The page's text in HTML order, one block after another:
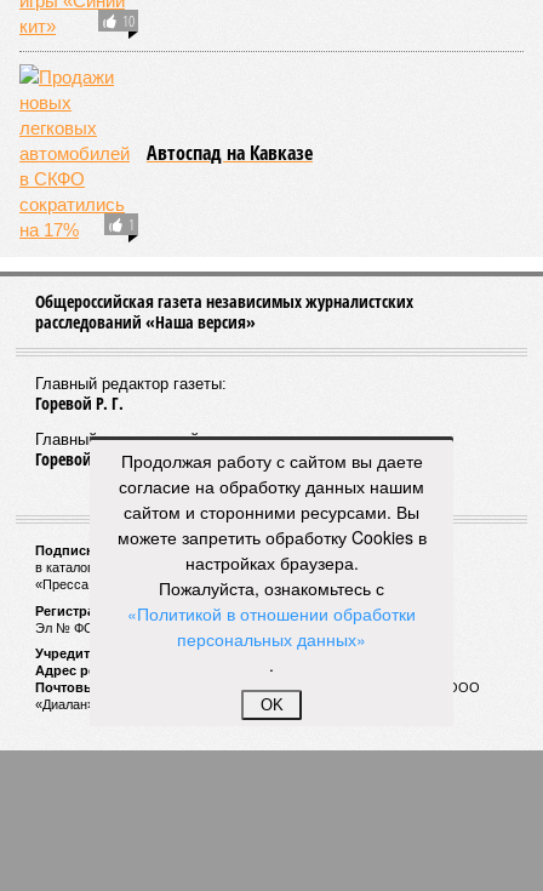
10
1
Автоспад на Кавказе
Общероссийская газета независимых журналистских
расследований «Наша версия»
Главный редактор газеты:
Горевой Р. Г.
Главный редактор сайта:
Горевой Р. Г.
Подписной индекс газеты «Наша версия»:
в каталоге «Почта России» —99266
«Пресса России» (зелёный) —41522
Регистрационный номер Роскомнадзора
Эл № ФС77-53847 от 26.04.2013.
Учредитель ООО «Версия»
Адрес редакции:
123100, Россия, Москва, улица 1905 года, 7с1
Почтовый адрес редакции:
123022, Россия, Москва, а/я 29. для ООО
«Диалан»
Продолжая работу с сайтом вы даете
согласие на обработку данных нашим
сайтом и сторонними ресурсами. Вы
можете запретить обработку Cookies в
настройках браузера.
Пожалуйста, ознакомьтесь с
«Политикой в отношении обработки
персональных данных»
.
OK